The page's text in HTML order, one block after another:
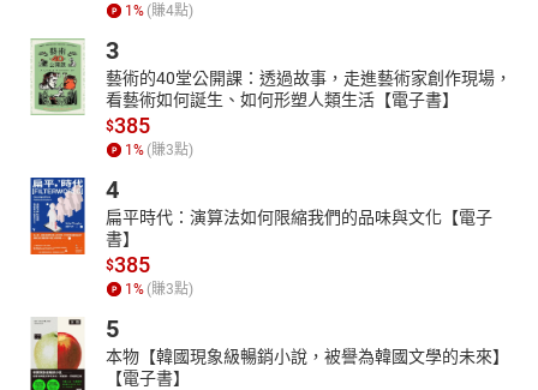
1 % (賺4點)
3
藝術的40堂公開課：透過故事，走進藝術家創作現場，
看藝術如何誕生、如何形塑人類生活【電子書】
$385
1 % (賺3點)
4
扁平時代：演算法如何限縮我們的品味與文化【電子
書】
$385
1 % (賺3點)
5
本物【韓國現象級暢銷小說，被譽為韓國文學的未來】
【電子書】